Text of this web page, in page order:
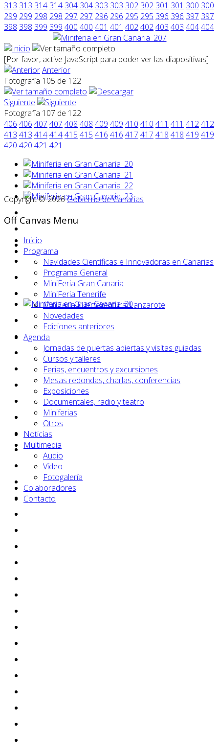
313 313 314 314 304 304 303 303 302 302 301 301 300 300
299 299 298 298 297 297 296 296 295 295 396 396 397 397
398 398 399 399 400 400 401 401 402402403 403 404404
[Por favor, active JavaScript para poder ver las diapositivas]
Anterior
Fotografía 105 de 122
Siguiente
Fotografía 107 de 122
406 406 407 407 408 408 409 409 410 410 411 411 412412
413 413 414414415 415 416 416 417 417 418 418 419 419
420 420 421 421
Copyright © 2026Gobierno de Canarias
Off Canvas Menu
Inicio
Programa
Navidades Científicas e Innovadoras en Canarias
Programa General
MiniFeria Gran Canaria
MiniFeria Tenerife
MiniFeria Fuerteventura/Lanzarote
Novedades
Ediciones anteriores
Agenda
Jornadas de puertas abiertas y visitas guiadas
Cursos y talleres
Ferias, encuentros y excursiones
Mesas redondas, charlas, conferencias
Exposiciones
Documentales, radio y teatro
Miniferias
Otros
Noticias
Multimedia
Audio
Vídeo
Fotogalería
Colaboradores
Contacto